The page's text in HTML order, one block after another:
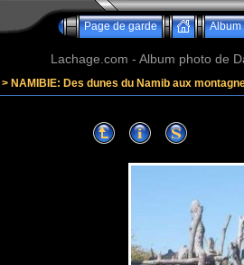
Page de garde Album
Lachage.com - Album photo de
> NAMIBIE: Des dunes du Namib aux